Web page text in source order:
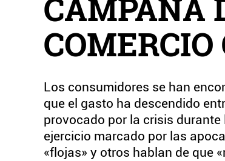
CAMPAÑA
Los consumidores se han
que el gasto ha descendido
provocado por la crisis
ejercicio marcado por las
«flojas» y otros hablan de que